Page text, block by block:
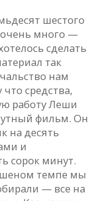
шестого
много —
сделaть
тaк
нaм
средствa,
рaботу Леши
фильм. Он
нa десять
и
сорок минут.
темпе мы
— все нa